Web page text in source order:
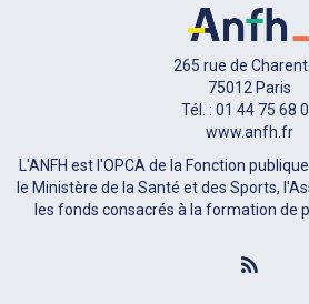
265 rue de
75012 Paris
Tél. : 01 44 75 68
www.anfh.fr
L'ANFH est l'OPCA de la Fonction
le Ministère de la Santé et des Sports,
les fonds consacrés à la formation de